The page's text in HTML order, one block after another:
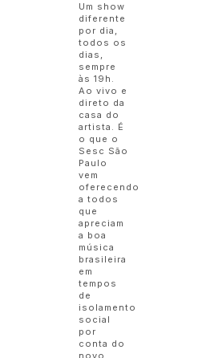
Um show
diferente
por dia,
todos os
dias,
sempre
às 19h.
Ao vivo e
direto da
casa do
artista. É
o que o
Sesc São
Paulo
vem
oferecendo
a todos
que
apreciam
a boa
música
brasileira
em
tempos
de
isolamento
social
por
conta do